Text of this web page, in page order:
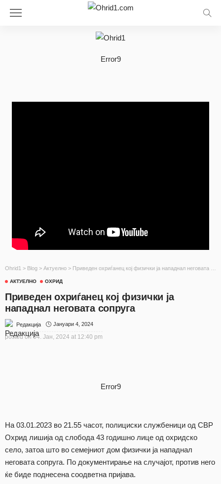
Error9
Ohrid1 > Blog > Актуелно > Приведен охриѓанец кој физички ја нападнал неговата сопруга
АКТУЕЛНО ОХРИД
Приведен охриѓанец кој физички ја
нападнал неговата сопруга
Редакција Јануари 4, 2024
posted on 04. Јан, 2024 at 12:40 pm
Error9
На 03.01.2023 во 21.55 часот, полициски службеници од СВР
Охрид лишија од слобода 43 годишно лице од охридско
село, затоа што во семејниот дом физички ја нападнал
неговата сопруга. По документирање на случајот, против него
ќе биде поднесена соодветна пријава.